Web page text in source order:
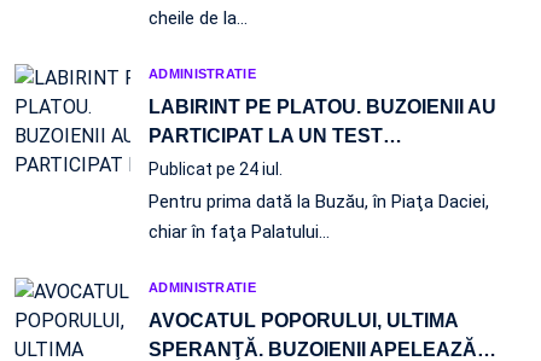
cheile de la…
ADMINISTRATIE
LABIRINT PE PLATOU. BUZOIENII AU
PARTICIPAT LA UN TEST…
Publicat pe 24 iul.
Pentru prima dată la Buzău, în Piaţa Daciei,
chiar în faţa Palatului…
ADMINISTRATIE
AVOCATUL POPORULUI, ULTIMA
SPERANŢĂ. BUZOIENII APELEAZĂ…